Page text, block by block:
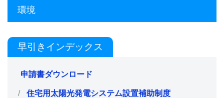
環境
早引きインデックス
申請書ダウンロード
住宅用太陽光発電システム設置補助制度